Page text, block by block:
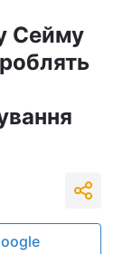
Сейму